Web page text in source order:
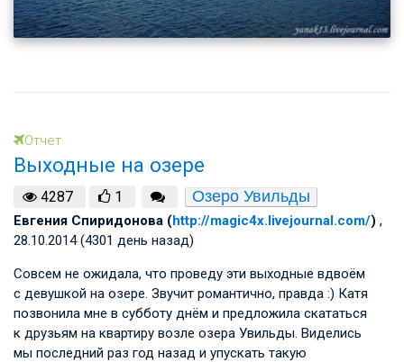
Отчет
Выходные на озере
4287 1 Озеро Увильды
Евгения Спиридонова (http://magic4x.livejournal.com/) ,
28.10.2014 (4301 день назад)
Совсем не ожидала, что проведу эти выходные вдвоём
с девушкой на озере. Звучит романтично, правда :) Катя
позвонила мне в субботу днём и предложила скататься
к друзьям на квартиру возле озера Увильды. Виделись
мы последний раз год назад и упускать такую